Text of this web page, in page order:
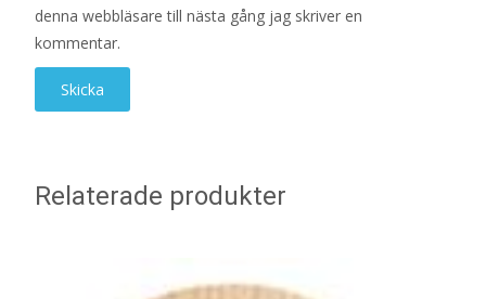
denna webbläsare till nästa gång jag skriver en
kommentar.
Relaterade produkter